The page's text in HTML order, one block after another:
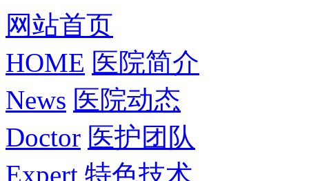
网站首页
HOME 医院简介
News 医院动态
Doctor 医护团队
Expert 特色技术